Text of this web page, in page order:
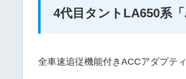
4代目タントLA650系
全車速追従機能付きACCアダプテ